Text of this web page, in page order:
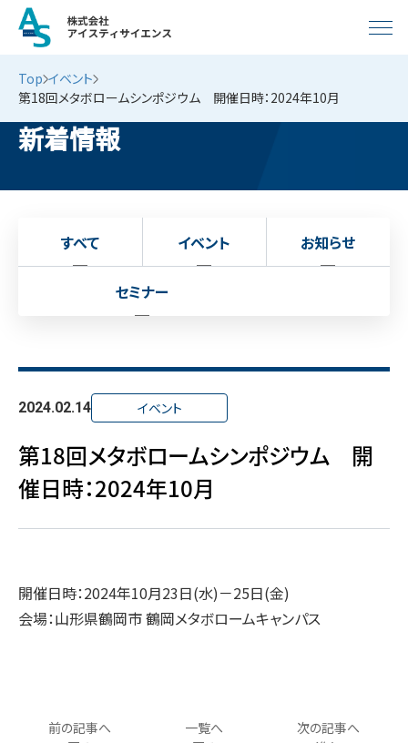
Top イベント
第18回メタボロームシンポジウム 開催日時：2024年10月
新着情報
すべて イベント お知らせ
セミナー
2024.02.14 イベント
第18回メタボロームシンポジウム 開
催日時：2024年10月
開催日時：2024年10月23日(水)－25日(金)
会場：山形県鶴岡市 鶴岡メタボロームキャンパス
一覧へ
前の記事へ
次の記事へ